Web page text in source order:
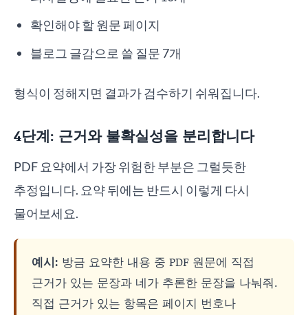
확인해야 할 원문 페이지
블로그 글감으로 쓸 질문 7개
형식이 정해지면 결과가 검수하기 쉬워집니다.
4단계: 근거와 불확실성을 분리합니다
PDF 요약에서 가장 위험한 부분은 그럴듯한
추정입니다. 요약 뒤에는 반드시 이렇게 다시
물어보세요.
예시: 방금 요약한 내용 중 PDF 원문에 직접
근거가 있는 문장과 네가 추론한 문장을 나눠줘.
직접 근거가 있는 항목은 페이지 번호나